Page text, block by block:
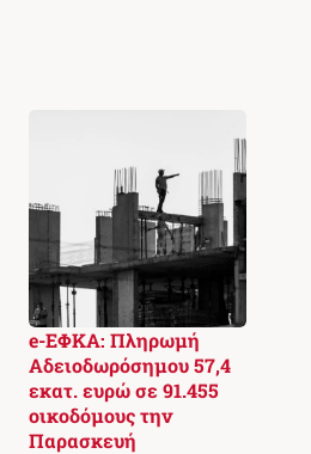
e-ΕΦΚΑ: Πληρωμή
Αδειοδωρόσημου 57,4
εκατ. ευρώ σε 91.455
οικοδόμους την
Παρασκευή